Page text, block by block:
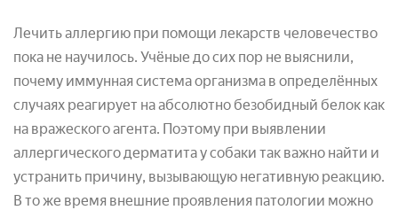
Лечить аллергию при помощи лекарств человечество
пока не научилось. Учёные до сих пор не выяснили,
почему иммунная система организма в определённых
случаях реагирует на абсолютно безобидный белок как
на вражеского агента. Поэтому при выявлении
аллергического дерматита у собаки так важно найти и
устранить причину, вызывающую негативную реакцию.
В то же время внешние проявления патологии можно